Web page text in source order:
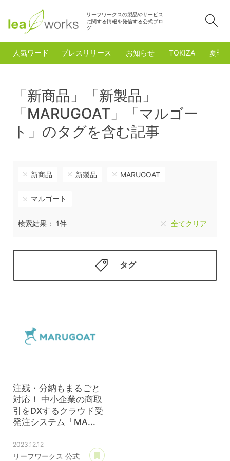
リーフワークスの製品やサービス
に関する情報を発信する公式ブロ
グ
人気ワード プレスリリース お知らせ TOKIZA 夏季
「新商品」「新製品」
「MARUGOAT」「マルゴー
ト」のタグを含む記事
新商品 新製品 MARUGOAT
マルゴート
検索結果： 1件 全てクリア
タグ
注残・分納もまるごと
対応！ 中小企業の商取
引をDXするクラウド受
発注システム「MA...
2023.12.12
リーフワークス 公式